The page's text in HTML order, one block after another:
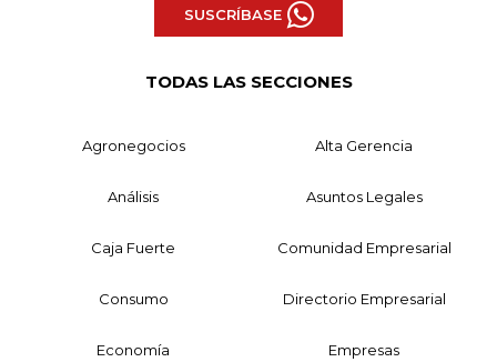
SUSCRÍBASE
TODAS LAS SECCIONES
Agronegocios Alta Gerencia
Análisis Asuntos Legales
Caja Fuerte Comunidad Empresarial
Consumo Directorio Empresarial
Economía Empresas